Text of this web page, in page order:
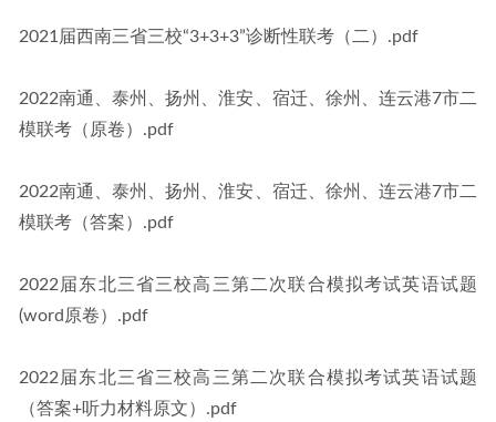
2021届西南三省三校“3+3+3”诊断性联考（二）.pdf
2022南通、泰州、扬州、淮安、宿迁、徐州、连云港7市二
模联考（原卷）.pdf
2022南通、泰州、扬州、淮安、宿迁、徐州、连云港7市二
模联考（答案）.pdf
2022届东北三省三校高三第二次联合模拟考试英语试题
(word原卷）.pdf
2022届东北三省三校高三第二次联合模拟考试英语试题
（答案+听力材料原文）.pdf